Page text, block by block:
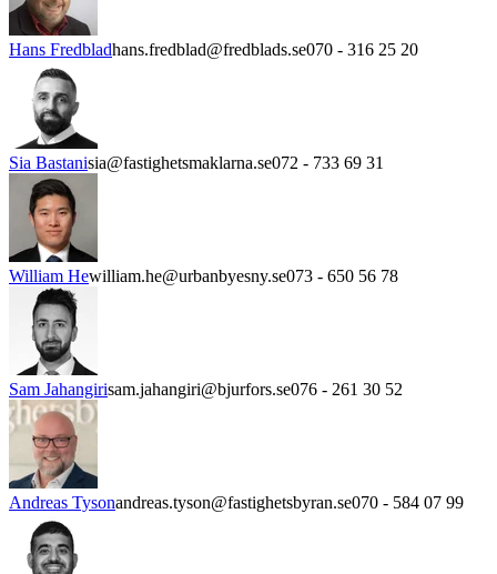
Hans Fredbladhans.fredblad@fredblads.se070 - 316 25 20
Sia Bastanisia@fastighetsmaklarna.se072 - 733 69 31
William Hewilliam.he@urbanbyesny.se073 - 650 56 78
Sam Jahangirisam.jahangiri@bjurfors.se076 - 261 30 52
Andreas Tysonandreas.tyson@fastighetsbyran.se070 - 584 07 99